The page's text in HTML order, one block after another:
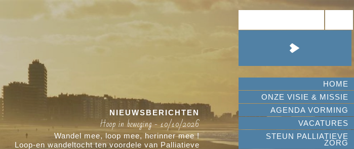
HOME
ONZE VISIE & MISSIE
AGENDA VORMING
VACATURES
STEUN PALLIATIEVE
ZORG
NIEUWSBERICHTEN
Hoop in beweging - 10/10/2026
Wandel mee, loop mee, herinner mee !
Loop-en wandeltocht ten voordele van Palliatieve
Hoop in
Wandel mee, loop mee,
Loop-en wandeltocht ten voordele